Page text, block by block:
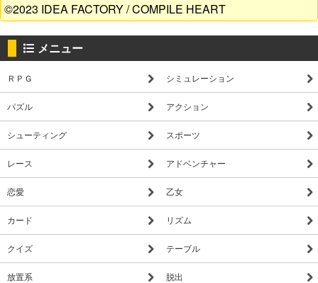
©2023 IDEA FACTORY / COMPILE HEART
メニュー
ＲＰＧ シミュレーション
パズル アクション
シューティング スポーツ
レース アドベンチャー
恋愛 乙女
カード リズム
クイズ テーブル
放置系 脱出